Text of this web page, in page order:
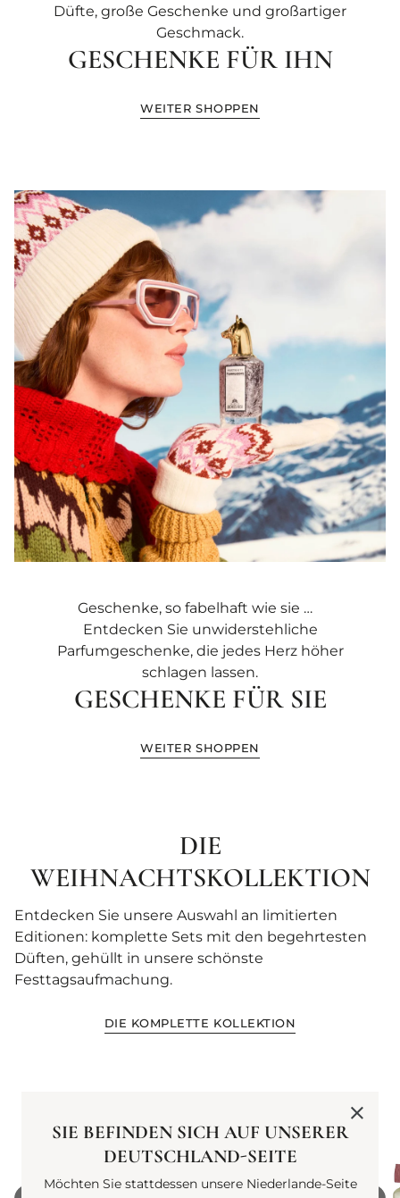
GESCHENKE FÜR IHN
Düfte, große Geschenke und großartiger
Geschmack.
WEITER SHOPPEN
GESCHENKE FÜR SIE
Geschenke, so fabelhaft wie sie …
Entdecken Sie unwiderstehliche
Parfumgeschenke, die jedes Herz höher
schlagen lassen.
WEITER SHOPPEN
DIE
WEIHNACHTSKOLLEKTION
Entdecken Sie unsere Auswahl an limitierten
Editionen: komplette Sets mit den begehrtesten
Düften, gehüllt in unsere schönste
Festtagsaufmachung.
DIE KOMPLETTE KOLLEKTION
THE CUT
current price
200 €
100 ml
SIE BEFINDEN SICH AUF UNSERER
DEUTSCHLAND-SEITE
Möchten Sie stattdessen unsere Niederlande-Seite